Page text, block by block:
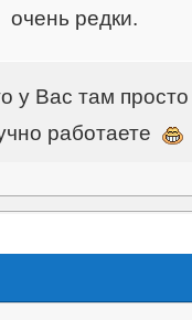
очень редки.
у Вас там
работаете